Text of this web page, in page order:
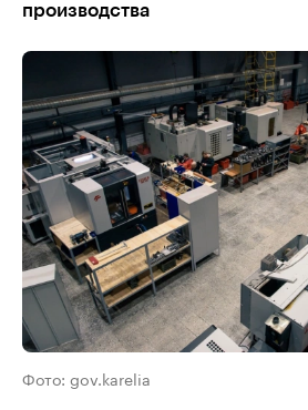
производства
Фото: gov.karelia